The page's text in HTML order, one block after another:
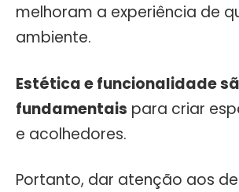
melhoram a experiência de
ambiente.
Estética e funcionalidade
fundamentais para criar
e acolhedores.
Portanto, dar atenção aos